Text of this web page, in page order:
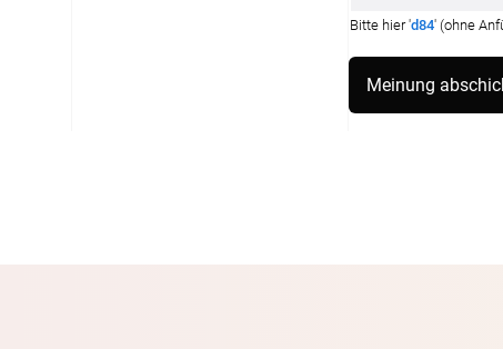
Bitte hier 'd84' (ohne